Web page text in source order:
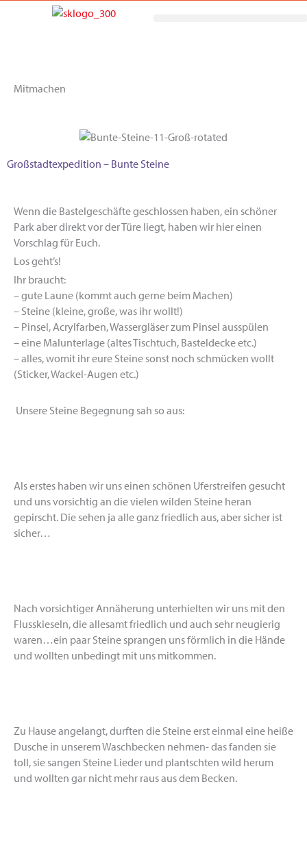
Mitmachen
Großstadtexpedition – Bunte Steine
Wenn die Bastelgeschäfte geschlossen haben, ein schöner
Park aber direkt vor der Türe liegt, haben wir hier einen
Vorschlag für Euch.
Los geht’s!
Ihr braucht:
– gute Laune (kommt auch gerne beim Machen)
– Steine (kleine, große, was ihr wollt!)
– Pinsel, Acrylfarben, Wassergläser zum Pinsel ausspülen
– eine Malunterlage (altes Tischtuch, Basteldecke etc.)
– alles, womit ihr eure Steine sonst noch schmücken wollt
(Sticker, Wackel-Augen etc.)
Unsere Steine Begegnung sah so aus:
Als erstes haben wir uns einen schönen Uferstreifen gesucht
und uns vorsichtig an die vielen wilden Steine heran
gepirscht. Die sehen ja alle ganz friedlich aus, aber sicher ist
sicher…
Nach vorsichtiger Annäherung unterhielten wir uns mit den
Flusskieseln, die allesamt friedlich und auch sehr neugierig
waren…ein paar Steine sprangen uns förmlich in die Hände
und wollten unbedingt mit uns mitkommen.
Zu Hause angelangt, durften die Steine erst einmal eine heiße
Dusche in unserem Waschbecken nehmen- das fanden sie
toll, sie sangen Steine Lieder und plantschten wild herum
und wollten gar nicht mehr raus aus dem Becken.